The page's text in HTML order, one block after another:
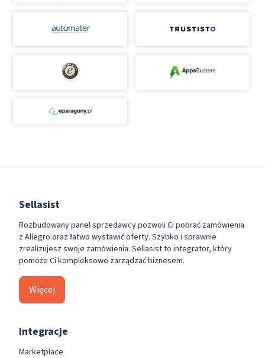
Sellasist
Rozbudowany panel sprzedawcy pozwoli Ci pobrać zamówienia
z Allegro oraz łatwo wystawić oferty. Szybko i sprawnie
zrealizujesz swoje zamówienia. Sellasist to integrator, który
pomoże Ci kompleksowo zarządzać biznesem.
Więcej
Integracje
Marketplace